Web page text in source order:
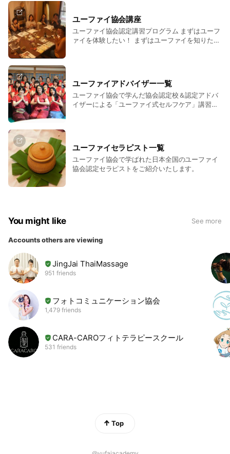
学んだセラピストが、自分のお客様へ施術をした経験からユー
ファイの素晴らしさを実感し、「施術がしたい」という要望か
ら、ユーファイのトリートメントができるセラピストの育成
を。
「ユーファイ協会と一緒に普及したい」という要望から、体験
講習ができるアドバイザーの育成を。
「より知識を深めたい」という要望からは、本場のユーファイ
学ぶためにタイ・チェンマイで学ぶ留学ツアーを開催していま
す。
ユーファイ協会では、チェンマイ式のユーファイがベースで
す。なぜならば、「自分に必要はハーブは、すべて自分の家に
生育している」という文化のもとに、他の地域より多種多様な
ハーブを多種多様な使い方をしているところだからです。
んと決められていますが、元々は、昔から行われていた民間医
い形にアレンジされて、今日でも実践されています。
わたしたちのチェンマイの先生は、「健康とは、身体と心と美
しさがすべて良い状態のことを指す。」また、「ユーファイ
ちを和らげ、全身の肌を鮮やかにすべすべにして美しくさせ
る。」と教えてくれました。日本では、美しさも良い状態にす
るということが健康という概念がとても少ないと感じます。し
かし、女性にとってとても大事な概念です。
助産院や産婦人科でも、産前産後におけるハーブと温熱効果を
また、助産師・ 鍼灸師でもあり、伝統医学応用研究所長であ
ユーファイ協会講座
ユーファイ協会認定講習プログラム まずはユーフ
ァイを体験したい！ まずはユーファイを知りた
ョップを受けてみたい！ ユーファイの本場で留学
したい！ ボディワーク施術を基礎から学びたい！
ユーファイアドバイザー一覧
ユーファイ協会で学んだ協会認定校＆認定アドバ
イザーによる「ユーファイ式セルフケア」講習
ファイ式セルフケア講習アドバイザー対応地域 東
京・埼玉・福島・茨城・静岡・沖縄・長野・大
阪・京都・広島・神奈川・滋賀・岐阜・愛知・三
ユーファイセラピスト一覧
ユーファイ協会で学ばれた日本全国のユーファイ
協会認定セラピストをご紹介いたします。
You might like See more
Accounts others are viewing
JingJai ThaiMassage
951 friends
フォトコミュニケーション協会
1,479 friends
CARA-CAROフィトテラピースクール
531 friends
Top